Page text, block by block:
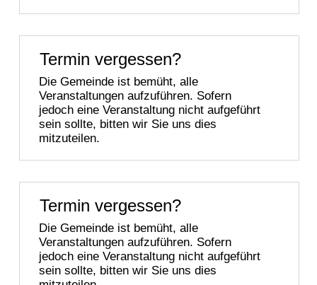
Termin vergessen?
Die Gemeinde ist bemüht, alle
Veranstaltungen aufzuführen. Sofern
jedoch eine Veranstaltung nicht aufgeführt
sein sollte, bitten wir Sie uns dies
mitzuteilen.
Termin vergessen?
Die Gemeinde ist bemüht, alle
Veranstaltungen aufzuführen. Sofern
jedoch eine Veranstaltung nicht aufgeführt
sein sollte, bitten wir Sie uns dies